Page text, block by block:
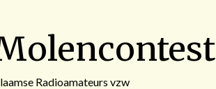
Radioamateurs vzw